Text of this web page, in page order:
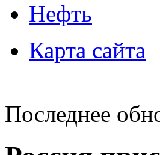
Нефть
Карта сайта
Последнее